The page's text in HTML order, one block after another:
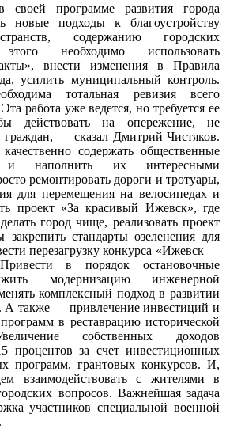
своей программе развития города
новые подходы к благоустройству
содержанию городских
необходимо использовать
внести изменения в Правила
усилить муниципальный контроль.
тотальная ревизия всего
работа уже ведется, но требуется ее
действовать на опережение, не
граждан, — сказал Дмитрий Чистяков.
содержать общественные
и наполнить их интересными
ремонтировать дороги и тротуары,
для перемещения на велосипедах и
проект «За красивый Ижевск», где
город чище, реализовать проект
стандарты озеленения для
перезагрузку конкурса «Ижевск —
в порядок остановочные
модернизацию инженерной
комплексный подход в развитии
также — привлечение инвестиций и
в реставрацию исторической
собственных доходов
процентов за счет инвестиционных
программ, грантовых конкурсов. И,
взаимодействовать с жителями в
вопросов. Важнейшая задача
участников специальной военной